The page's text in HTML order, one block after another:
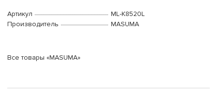
Артикул
ML-K8520L
Производитель
MASUMA
Все товары «MASUMA»